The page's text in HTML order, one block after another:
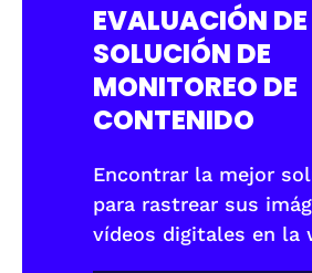
EVALUACIÓN DE
SOLUCIÓN DE
MONITOREO DE
CONTENIDO
Encontrar la mejor
para rastrear sus
vídeos digitales en la